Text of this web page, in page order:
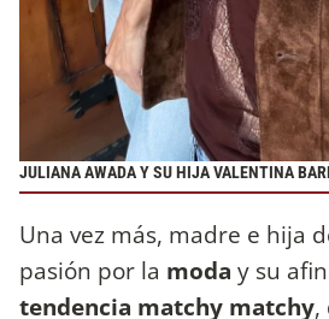
JULIANA AWADA Y SU HIJA VALENTINA
Una vez más, madre e hija
pasión por la moda y su
tendencia matchy matchy,